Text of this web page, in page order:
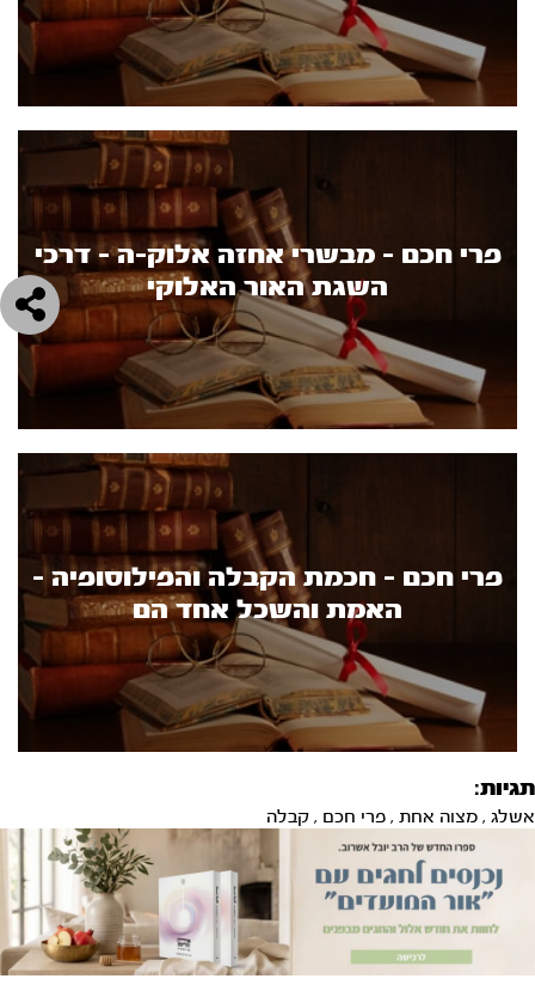
פרי חכם - מבשרי אחזה אלוק-ה - דרכי
השגת האור האלוקי
פרי חכם - חכמת הקבלה והפילוסופיה -
האמת והשכל אחד הם
תגיות:
אשלג , מצוה אחת , פרי חכם , קבלה